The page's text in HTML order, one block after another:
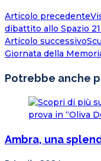
Articolo precedente
dibattito allo Spazio
Articolo successivo
Giornata della
Potrebbe anche
Ambra, una